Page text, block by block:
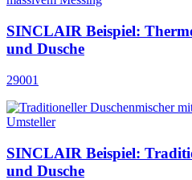
SINCLAIR Beispiel:
und Dusche
29001
SINCLAIR Beispiel:
und Dusche